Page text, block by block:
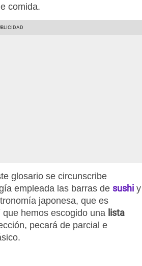
comida.
glosario se circunscribe
empleada las barras de sushi y
japonesa, que es
hemos escogido una lista
pecará de parcial e